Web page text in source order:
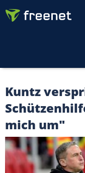
Kuntz
mich um"